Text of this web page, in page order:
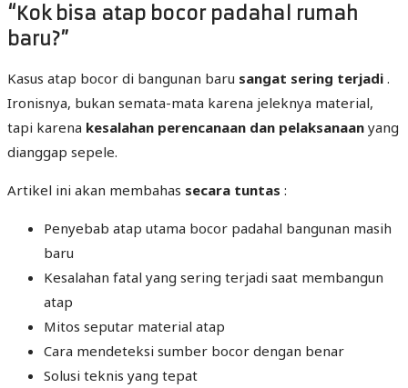
“Kok bisa atap bocor padahal rumah
baru?”
Kasus atap bocor di bangunan baru sangat sering terjadi .
Ironisnya, bukan semata-mata karena jeleknya material,
tapi karena kesalahan perencanaan dan pelaksanaan yang
dianggap sepele.
Artikel ini akan membahas secara tuntas :
Penyebab atap utama bocor padahal bangunan masih
baru
Kesalahan fatal yang sering terjadi saat membangun
atap
Mitos seputar material atap
Cara mendeteksi sumber bocor dengan benar
Solusi teknis yang tepat